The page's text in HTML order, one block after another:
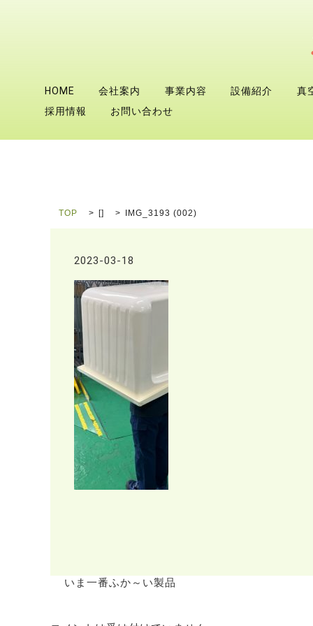
HOME 会社案内 事業内容 設備紹介 真
採用情報
お問い合わせ
TOP [] IMG_3193 (002)
2023-03-18
いま一番ふか～い製品